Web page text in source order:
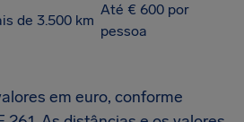
de 3.500 km
Até € 600 por
pessoa
em euro, conforme